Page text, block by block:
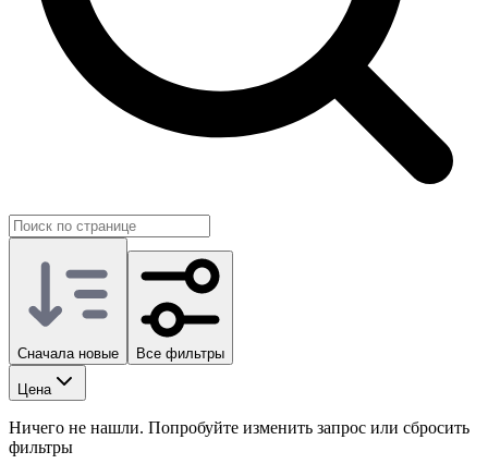
Сначала новые Все фильтры
Цена
Ничего не нашли. Попробуйте изменить запрос или сбросить
фильтры